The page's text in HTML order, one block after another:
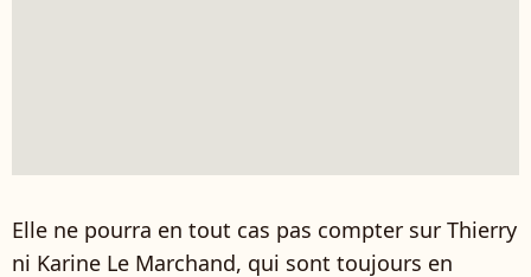
Elle ne pourra en tout cas pas compter sur Thierry
ni Karine Le Marchand, qui sont toujours en